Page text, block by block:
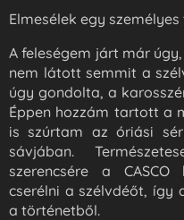
Elmesélek egy
A feleségem járt már
nem látott semmit a
úgy gondolta, a
Éppen hozzám tartott a
is szúrtam az óriási
sávjában.
szerencsére a
cserélni a szélvdéőt, így
a történetből.